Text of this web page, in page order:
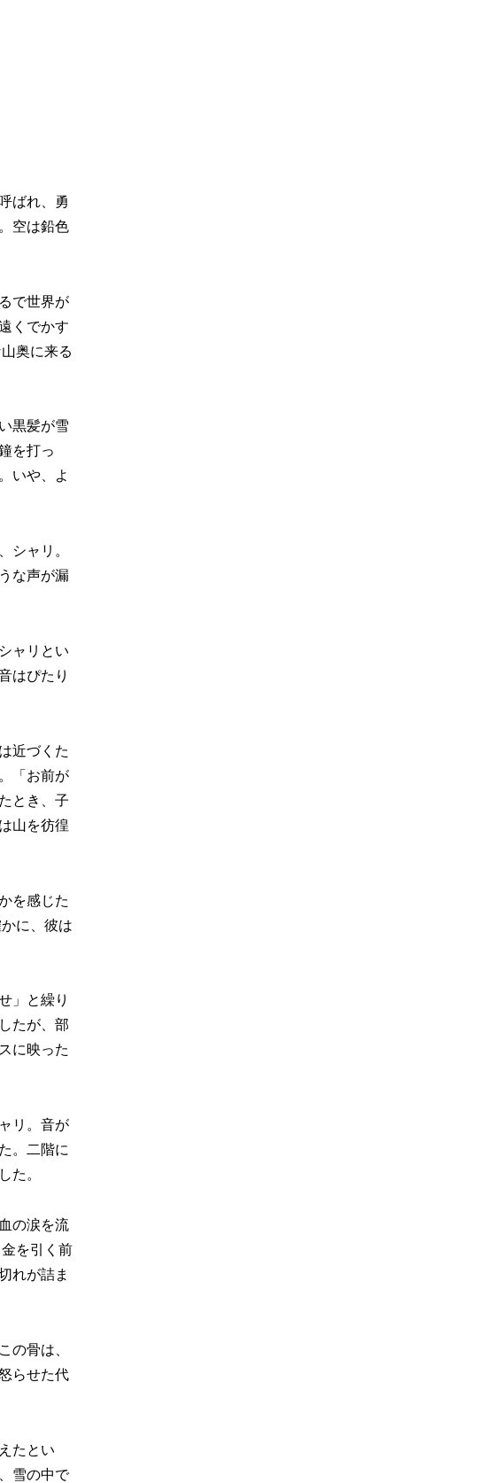
ばれ、勇
空は鉛色
で世界が
くでかす
奥に来る
黒髪が雪
を打っ
いや、よ
シャリ。
な声が漏
ャリとい
はぴたり
近づくた
「お前が
とき、子
山を彷徨
を感じた
に、彼は
」と繰り
たが、部
に映った
リ。音が
。二階に
た。
の涙を流
を引く前
れが詰ま
の骨は、
らせた代
たとい
雪の中で